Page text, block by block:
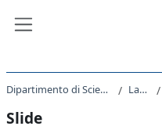
Dipartimento di Scienze Economiche, Aziendali, Matematiche e Statistiche Laurea Magistrale
Slide